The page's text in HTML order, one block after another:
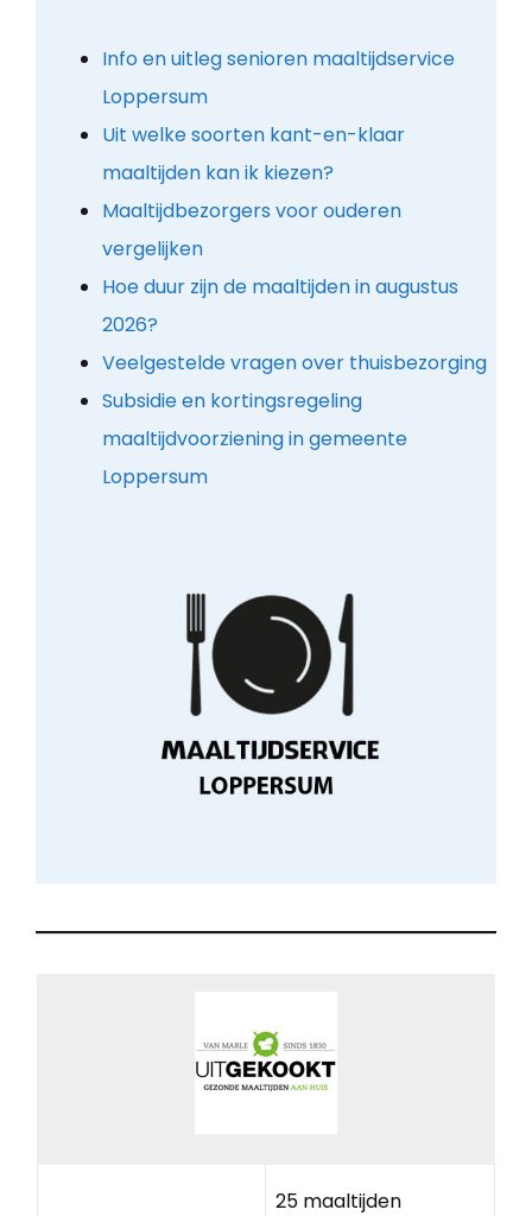
Info en uitleg senioren maaltijdservice
Loppersum
Uit welke soorten kant-en-klaar
maaltijden kan ik kiezen?
Maaltijdbezorgers voor ouderen
vergelijken
Hoe duur zijn de maaltijden in augustus
2026?
Veelgestelde vragen over thuisbezorging
Subsidie en kortingsregeling
maaltijdvoorziening in gemeente
Loppersum
25 maaltijden